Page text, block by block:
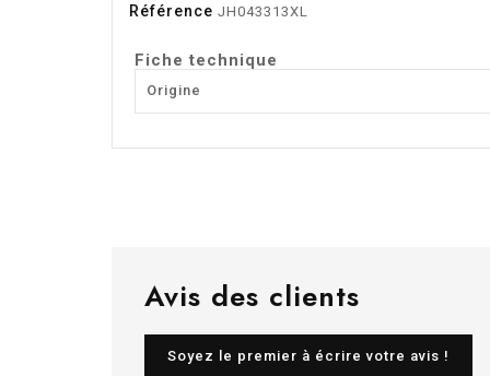
Référence JH043313XL
Fiche technique
Origine
Avis des clients
Soyez le premier à écrire votre avis !